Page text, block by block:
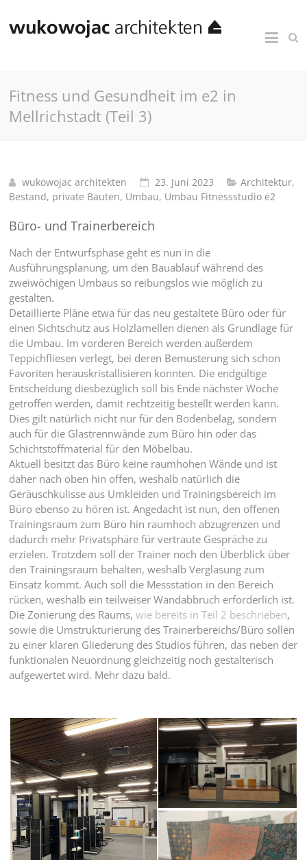
Fitness und Gesundheit im e2 in
Mellrichstadt (Teil 3)
wukowojac architekten 23. Juni 2023 Architektur,
Bestand, private Bauten, Umbau, Umbau Fitnessstudio e2
Büro- und Trainerbereich
Nach der Entwurfsphase geht es nun in die
Ausführungsplanung, um den Bauablauf während des
zweiwöchigen Umbaus so reibungslos wie möglich zu
gestalten.
Detaillierte Pläne etwa für das neu gestaltete Büro oder für
einen Sichtschutz aus Holzlamellen dienen als Grundlage für
die Umbau. Im vorderen Bereich werden außerdem
Teppichfliesen verlegt, bei deren Bemusterung sich schon
Favoriten herauskristallisieren konnten. Die endgültige
Entscheidung diesbezüglich soll bis Ende nächster Woche
getroffen werden, damit rechtzeitig bestellt werden kann.
Dies gilt natürlich nicht nur für den Bodenbelag, sondern
auch für die Glastrennwände zum Büro hin oder das
Schichtstoffmaterial für den Möbelbau.
Aktuell besitzt das Büro keine raumhohen Wände und ist
daher nach oben hin offen, weshalb natürlich die
Geräuschkulisse aus Umkleiden und Trainingsbereich im
Büro ebenso zu hören ist. Angedacht ist nun, den offenen
Trainingsraum zum Büro hin raumhoch abzugrenzen und
dadurch mehr Privatsphäre für vertraute Gespräche zu
erzielen. Trotzdem soll der Trainer noch den Überblick über
den Trainingsraum behalten, weshalb Verglasung zum
Einsatz kommt. Auch soll die Messstation in den Bereich
rücken, weshalb ein teilweiser Wandabbruch erforderlich ist.
Die Zonierung des Raums,wie bereits in Teil 2 beschrieben,
sowie die Umstrukturierung des Trainerbereichs/Büro sollen
zu einer klaren Gliederung des Studios führen, das neben der
funktionalen Neuordnung gleichzeitig noch gestalterisch
aufgewertet wird. Mehr dazu bald.